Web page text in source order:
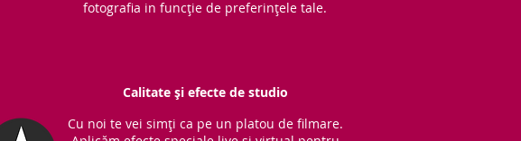
fotografia in funcție de preferințele tale.
Calitate și efecte de studio
Cu noi te vei simți ca pe un platou de filmare.